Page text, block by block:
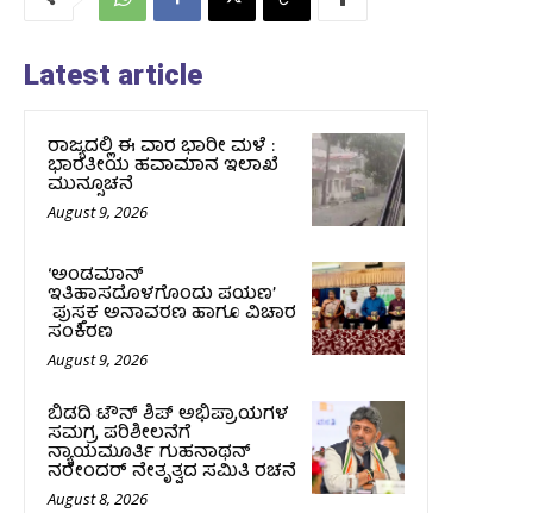
Latest article
ರಾಜ್ಯದಲ್ಲಿ ಈ ವಾರ ಭಾರೀ ಮಳೆ :
ಭಾರತೀಯ ಹವಾಮಾನ ಇಲಾಖೆ
ಮುನ್ಸೂಚನೆ
August 9, 2026
‘ಅಂಡಮಾನ್
ಇತಿಹಾಸದೊಳಗೊಂದು ಪಯಣ’
ಪುಸ್ತಕ ಅನಾವರಣ ಹಾಗೂ ವಿಚಾರ
ಸಂಕಿರಣ
August 9, 2026
ಬಿಡದಿ ಟೌನ್ ಶಿಪ್ ಅಭಿಪ್ರಾಯಗಳ
ಸಮಗ್ರ ಪರಿಶೀಲನೆಗೆ
ನ್ಯಾಯಮೂರ್ತಿ ಗುಹನಾಥನ್
ನರೇಂದರ್ ನೇತೃತ್ವದ ಸಮಿತಿ ರಚನೆ
August 8, 2026